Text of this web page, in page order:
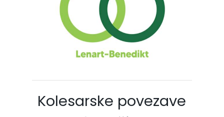
Kolesarske povezave